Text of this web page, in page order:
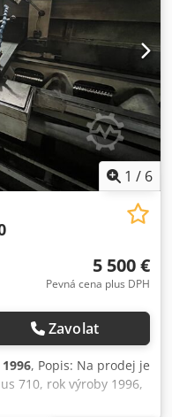
1 / 6
5 500 €
Pevná cena plus DPH
Zavolat
1996, Popis: Na prodej je
710, rok výroby 1996,
k použití. Stroj byl